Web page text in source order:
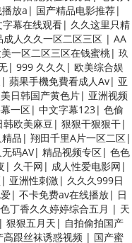
放a | 国产精品电影推荐|
字幕在线观看| 久久这里只精
成人久久一区二区三区 | AA
一区二区三区在钱蜜桃| 玖
| 999 久久久 | 欧美综合娱
| 蘋果手機免費看成人Av| 亚
日韩国产黄色片| 亚洲视频
一区| 中文字幕123| 色偷
韩欧美麻豆| 狠狠干狠狠干|
品 | 翔田千里A片一区二区|
码AV| 精品视频专区| 色色
| 久干网 | 成人性爱电影网 |
| 亚洲性刺激 | 久久久999日
| 不卡免费av在线播放| 日
丁香久久婷婷综合五月 | 天
| 狠狠五月天 | 自拍偷拍国产
高跟丝袜诱惑视频 | 国产蜜